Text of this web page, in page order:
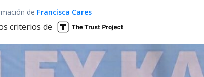
de Francisca Cares
criterios de